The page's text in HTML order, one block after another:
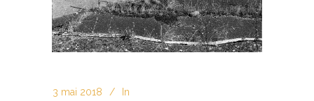
3 mai 2018 In